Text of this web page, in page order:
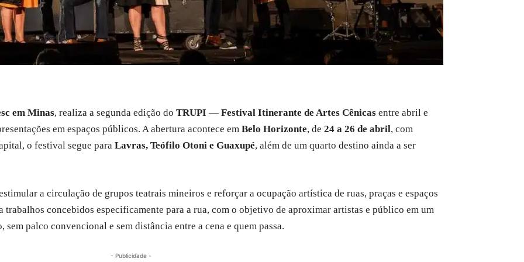
em Minas, realiza a segunda edição do TRUPI — Festival Itinerante de Artes Cênicas entre abril e
em espaços públicos. A abertura acontece em Belo Horizonte, de 24 a 26 de abril, com
o festival segue para Lavras, Teófilo Otoni e Guaxupé, além de um quarto destino ainda a ser
a circulação de grupos teatrais mineiros e reforçar a ocupação artística de ruas, praças e espaços
concebidos especificamente para a rua, com o objetivo de aproximar artistas e público em um
palco convencional e sem distância entre a cena e quem passa.
- Publicidade -